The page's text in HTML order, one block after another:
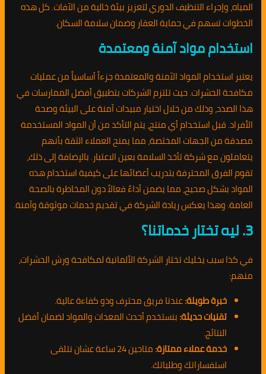
المياه، وإجراء التنظيف الدوري لتعزيز بيئة خالية من الآفات. كل هذه
الخطوات تسهم في حماية العقار وضمان سلامة السكان.
استخدام مواد آمنة ومعتمدة
يعتبر استخدام المواد الآمنة والمعتمدة جزءاً أساسياً من عمليات
مكافحة الحشرات. حيث تلتزم الشركات بتطبيق أفضل الممارسات في
هذا الصدد، وذلك من خلال اختيار مبيدات آمنة على البيئة وصحة
الأفراد. قبل استخدام أي منتج، يتم التأكد من أن المواد المستخدمة
مصدقة من الجهات المختصة، مما يمنح العملاء الثقة بأنهم
يتعاملون مع شركة تأخذ السلامة بعين الاعتبار. بالإضافة إلى ذلك،
تقوم الفرق المحترفة بتدريب أعضائها على كيفية استخدام هذه
المواد بشكل صحيح، مما يضمن أداءً فعالاً دون المخاطرة بالصحة
العامة. وهذا يعكس ريادة الشركة في تقديم خدمات موثوقة وآمنة.
3. ليه تختار خدماتنا؟
في كذا سبب يخليك تختار الشركة الألمانية لمكافحة ورش الحشرات،
منهم:
خبرة طويلة:عندنا فريق محترف وذو كفاءة عالية.
تقنيات حديثة:بنستخدم أحدث المعدات والمواد لضمان أفضل
النتائج.
خدمة عملاء ممتازة:
متاحين 24 ساعة عشان نتلقى
استفساراتك وطلباتك.